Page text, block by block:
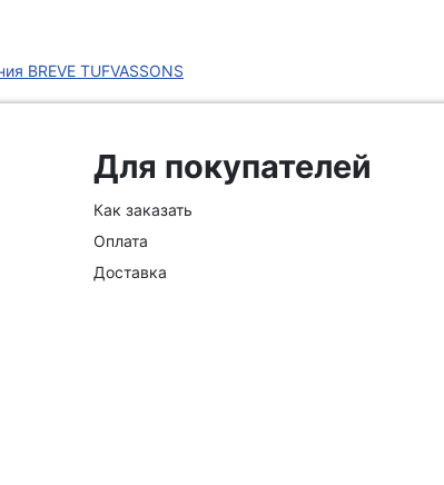
BREVE TUFVASSONS
Для покупателей
Как заказать
Оплата
Доставка